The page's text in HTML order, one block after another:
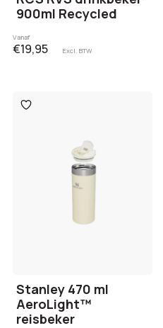
900ml Recycled
Vanaf
€19,95 Excl. BTW
Toevoegen
aan
Stanley 470 ml
AeroLight™
reisbeker